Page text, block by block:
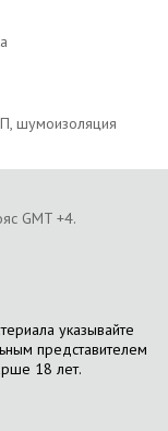
шумоизоляция
GMT +4.
указывайте
представителем
18 лет.